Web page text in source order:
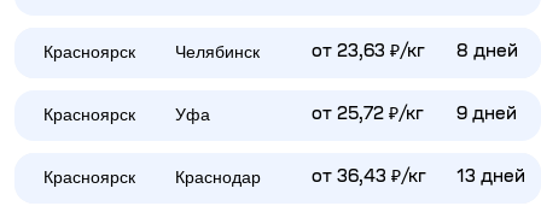
Красноярск Челябинск от 23,63 ₽/кг 8 дней
Красноярск Уфа от 25,72 ₽/кг 9 дней
Красноярск Краснодар от 36,43 ₽/кг 13 дней